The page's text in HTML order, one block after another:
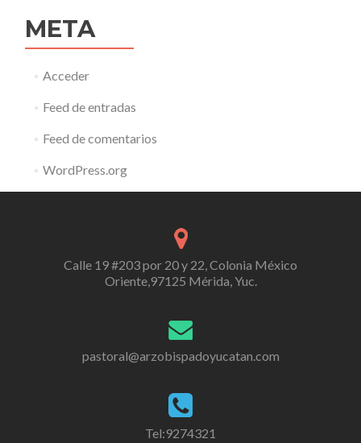
META
Acceder
Feed de entradas
Feed de comentarios
WordPress.org
Calle 19 #203 por 20 y 22, Colonia México
Oriente,97125 Mérida, Yuc.
pastoral@arzobispadoyucatan.com
Tel:9274321